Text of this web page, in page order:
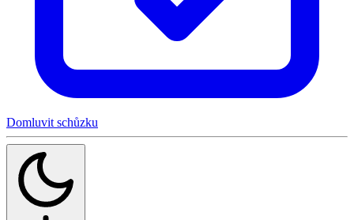
Domluvit schůzku